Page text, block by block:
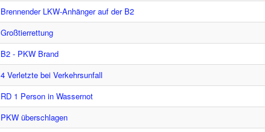
Brennender LKW-Anhänger auf der B2
Großtierrettung
B2 - PKW Brand
4 Verletzte bei Verkehrsunfall
RD 1 Person in Wassernot
PKW überschlagen